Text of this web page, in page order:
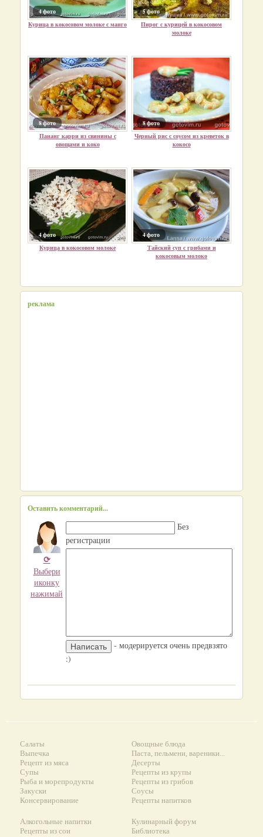
4 фото
Курица в кокосовом молоке с манго
5 фото
Пирог с курицей в кокосовом
молоке
8 фото
Пананг карри из свинины с
овощами и коко
8 фото
Черный рис с соусом из креветок в
кокосо
4 фото
Курица в кокосовом молоке
4 фото
Тайский суп с грибами и
кокосовым молоко
реклама
Оставить комментарий...
⟳
Выбери
иконку
нажимай
Без
регистрации
- модерируется очень предвзято
:)
Салаты
Выпечка
Рецепт из мяса
Супы
Рыба и морепродукты
Закуски
Консервирование
Овощные блюда
Паста, пельмени, вареники...
Десерты
Рецепты из крупы
Рецепты из грибов
Соусы
Рецепты напитков
Алкогольные напитки
Рецепты из сои
Кулинарный форум
Библиотека